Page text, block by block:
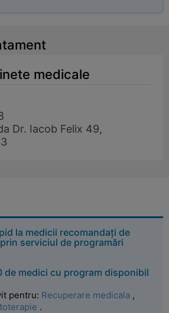
medicale
Dr. Iacob Felix 49,
la medicii recomandați de
serviciul de programări
de medici cu program disponibil
pentru: Recuperare medicala ,
.